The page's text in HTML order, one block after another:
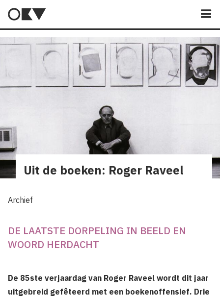
Uit de boeken: Roger Raveel
Archief
DE LAATSTE DORPELING IN BEELD EN
WOORD HERDACHT
De 85ste verjaardag van Roger Raveel wordt dit jaar
uitge­breid gefêteerd met een boekenoffensief. Drie